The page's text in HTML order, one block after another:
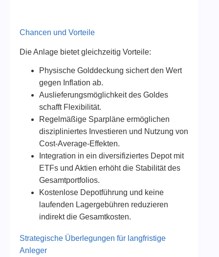
Chancen und Vorteile
Die Anlage bietet gleichzeitig Vorteile:
Physische Golddeckung sichert den Wert
gegen Inflation ab.
Auslieferungsmöglichkeit des Goldes
schafft Flexibilität.
Regelmäßige Sparpläne ermöglichen
diszipliniertes Investieren und Nutzung von
Cost-Average-Effekten.
Integration in ein diversifiziertes Depot mit
ETFs und Aktien erhöht die Stabilität des
Gesamtportfolios.
Kostenlose Depotführung und keine
laufenden Lagergebühren reduzieren
indirekt die Gesamtkosten.
Strategische Überlegungen für langfristige
Anleger